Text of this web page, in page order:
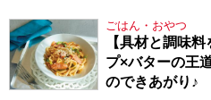
ごはん・おやつ
【具材と調味
プ×バターの王
のできあがり♪